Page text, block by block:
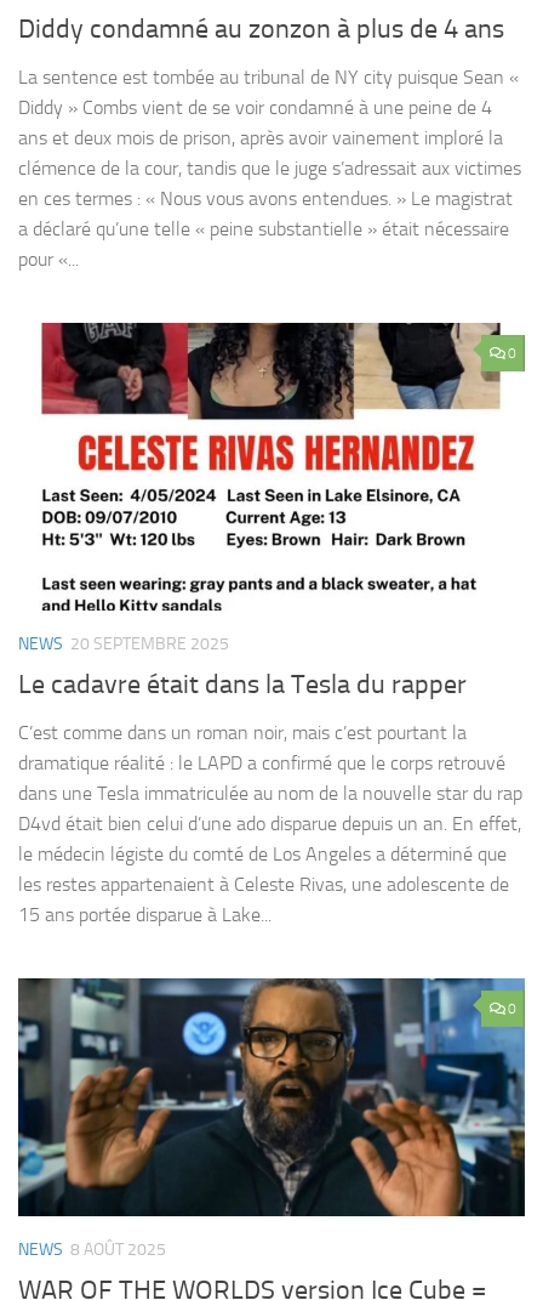
Diddy condamné au zonzon à plus de 4 ans
La sentence est tombée au tribunal de NY city puisque Sean «
Diddy » Combs vient de se voir condamné à une peine de 4
ans et deux mois de prison, après avoir vainement imploré la
clémence de la cour, tandis que le juge s’adressait aux victimes
en ces termes : « Nous vous avons entendues. » Le magistrat
a déclaré qu’une telle « peine substantielle » était nécessaire
pour «...
0
NEWS 20 SEPTEMBRE 2025
Le cadavre était dans la Tesla du rapper
C’est comme dans un roman noir, mais c’est pourtant la
dramatique réalité : le LAPD a confirmé que le corps retrouvé
dans une Tesla immatriculée au nom de la nouvelle star du rap
D4vd était bien celui d’une ado disparue depuis un an. En effet,
le médecin légiste du comté de Los Angeles a déterminé que
les restes appartenaient à Celeste Rivas, une adolescente de
15 ans portée disparue à Lake...
0
NEWS 8 AOÛT 2025
WAR OF THE WORLDS version Ice Cube =